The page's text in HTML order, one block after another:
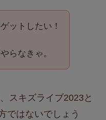
ットしたい！
らなきゃ。
スキズライブ2023と
ではないでしょう